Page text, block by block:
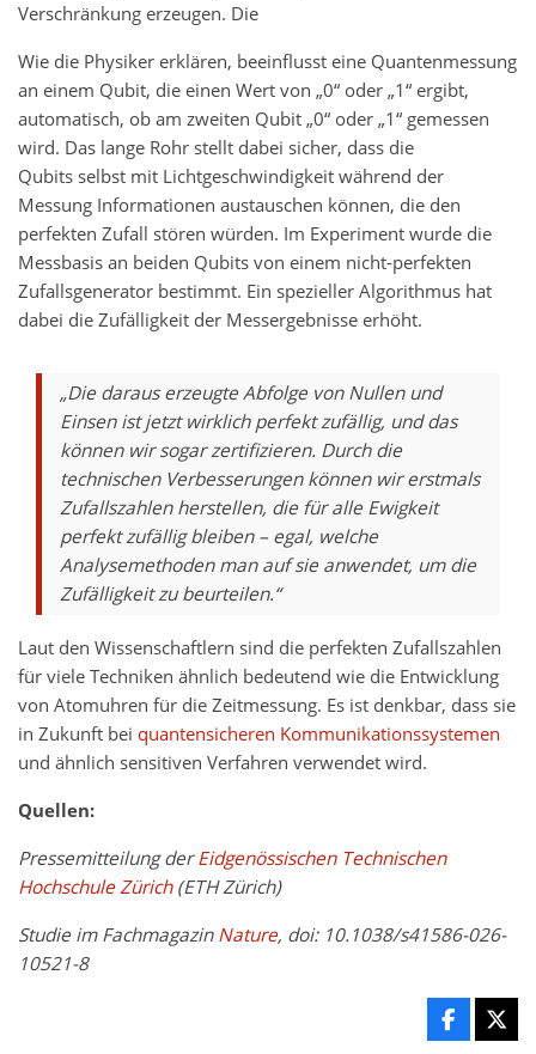
Verschränkung erzeugen. Die
Wie die Physiker erklären, beeinflusst eine Quantenmessung
an einem Qubit, die einen Wert von „0“ oder „1“ ergibt,
automatisch, ob am zweiten Qubit „0“ oder „1“ gemessen
wird. Das lange Rohr stellt dabei sicher, dass die
Qubits selbst mit Lichtgeschwindigkeit während der
Messung Informationen austauschen können, die den
perfekten Zufall stören würden. Im Experiment wurde die
Messbasis an beiden Qubits von einem nicht-perfekten
Zufallsgenerator bestimmt. Ein spezieller Algorithmus hat
dabei die Zufälligkeit der Messergebnisse erhöht.
„Die daraus erzeugte Abfolge von Nullen und
Einsen ist jetzt wirklich perfekt zufällig, und das
können wir sogar zertifizieren. Durch die
technischen Verbesserungen können wir erstmals
Zufallszahlen herstellen, die für alle Ewigkeit
perfekt zufällig bleiben – egal, welche
Analysemethoden man auf sie anwendet, um die
Zufälligkeit zu beurteilen.“
Laut den Wissenschaftlern sind die perfekten Zufallszahlen
für viele Techniken ähnlich bedeutend wie die Entwicklung
von Atomuhren für die Zeitmessung. Es ist denkbar, dass sie
in Zukunft bei quantensicheren Kommunikationssystemen
und ähnlich sensitiven Verfahren verwendet wird.
Quellen:
Pressemitteilung derEidgenössischen Technischen
Hochschule Zürich(ETH Zürich)
Studie im FachmagazinNature, doi:10.1038/s41586-026-
10521-8